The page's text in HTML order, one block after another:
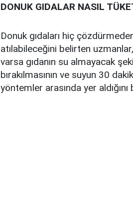
DONUK GIDALAR NASIL
Donuk gıdaları hiç
atılabileceğini belirten
varsa gıdanın su almayacak
bırakılmasının ve suyun 30
yöntemler arasında yer